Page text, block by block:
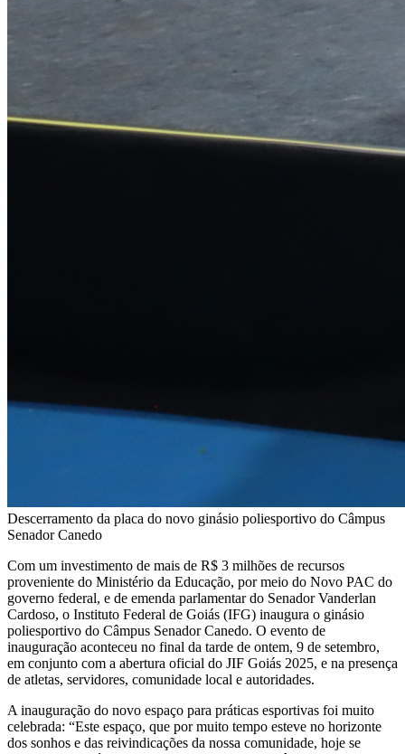
Descerramento da placa do novo ginásio poliesportivo do Câmpus
Senador Canedo
Com um investimento de mais de R$ 3 milhões de recursos
proveniente do Ministério da Educação, por meio do Novo PAC do
governo federal, e de emenda parlamentar do Senador Vanderlan
Cardoso, o Instituto Federal de Goiás (IFG) inaugura o ginásio
poliesportivo do Câmpus Senador Canedo. O evento de
inauguração aconteceu no final da tarde de ontem, 9 de setembro,
em conjunto com a abertura oficial do JIF Goiás 2025, e na presença
de atletas, servidores, comunidade local e autoridades.
A inauguração do novo espaço para práticas esportivas foi muito
celebrada: “Este espaço, que por muito tempo esteve no horizonte
dos sonhos e das reivindicações da nossa comunidade, hoje se